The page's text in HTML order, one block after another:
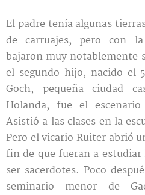
El padre tenía algunas
de carruajes, pero con
bajaron muy notablemente
el segundo hijo, nacido el
Goch, pequeña ciudad
Holanda, fue el
Asistió a las clases en la
Pero el vicario Ruiter abrió
fin de que fueran a
ser sacerdotes. Poco
seminario menor de